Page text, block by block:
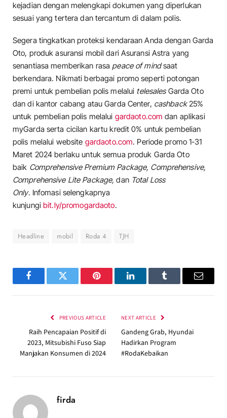
kejadian dengan melengkapi dokumen yang diperlukan
sesuai yang tertera dan tercantum di dalam polis.
Segera tingkatkan proteksi kendaraan Anda dengan Garda
Oto, produk asuransi mobil dari Asuransi Astra yang
senantiasa memberikan rasa peace of mindsaat
berkendara. Nikmati berbagai promo seperti potongan
premi untuk pembelian polis melalui telesalesGarda Oto
dan di kantor cabang atau Garda Center, cashback25%
untuk pembelian polis melalui gardaoto.com dan aplikasi
myGarda serta cicilan kartu kredit 0% untuk pembelian
polis melalui website gardaoto.com. Periode promo 1-31
Maret 2024 berlaku untuk semua produk Garda Oto
baik Comprehensive Premium Package, Comprehensive,
Comprehensive Lite Package,danTotal Loss
Only. Infomasi selengkapnya
kunjungibit.ly/promogardaoto.
Headline mobil Roda 4 TJH
FacebookTwitter Pinterest LinkedInTumblr Email
PREVIOUS ARTICLE
Raih Pencapaian Positif di
2023, Mitsubishi Fuso Siap
Manjakan Konsumen di 2024
NEXT ARTICLE
Gandeng Grab, Hyundai
Hadirkan Program
#RodaKebaikan
firda